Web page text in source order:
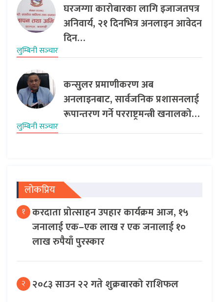
घरजग्गा कारोबारका लागि इजाजतपत्र
अनिवार्य, २१ दिनभित्र अनलाइन आवेदन
दिन…
लुम्बिनी सञ्‍चार
कन्सुलर प्रमाणीकरण अब
अनलाइनबाट, सार्वजनिक प्रशासनलाई
रूपान्तरण गर्ने परराष्ट्रमन्त्री खनालको…
लुम्बिनी सञ्‍चार
लोकप्रिय
१ करदाता प्रोत्साहन उपहार कार्यक्रम आज, १५
जनालाई एक–एक लाख र एक जनालाई १०
लाख रुपैयाँ पुरस्कार
२ २०८३ साउन २२ गते शुक्रबारको राशिफल